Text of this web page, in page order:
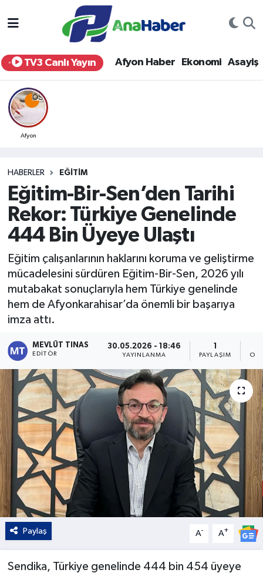
TV3 Canlı Yayın Afyon Haber Ekonomi Asayiş
Afyon
HABERLER EĞITIM
Eğitim-Bir-Sen’den Tarihi
Rekor: Türkiye Genelinde
444 Bin Üyeye Ulaştı
Eğitim çalışanlarının haklarını koruma ve geliştirme
mücadelesini sürdüren Eğitim-Bir-Sen, 2026 yılı
mutabakat sonuçlarıyla hem Türkiye genelinde
hem de Afyonkarahisar’da önemli bir başarıya
imza attı.
MEVLÜT TINAS
EDITÖR
30.05.2026 - 18:46
YAYINLANMA PAYLAŞIM
Paylaş A- A+
Sendika, Türkiye genelinde 444 bin 454 üyeye
Yurt Haber
Afyon Haber
Ekonomi
Siyaset
Eğitim
Sağlık
Teknoloji
Kültür - Sanat
Yaşam
Afyonkarahisar Nöbetçi Eczaneler
Afyonkarahisar Hava Durumu
Afyonkarahisar Namaz Vakitleri
Afyonkarahisar Trafik Yoğunluk Haritası
Tüm Manşetler
Son Dakika Haberleri
Haber Arşivi